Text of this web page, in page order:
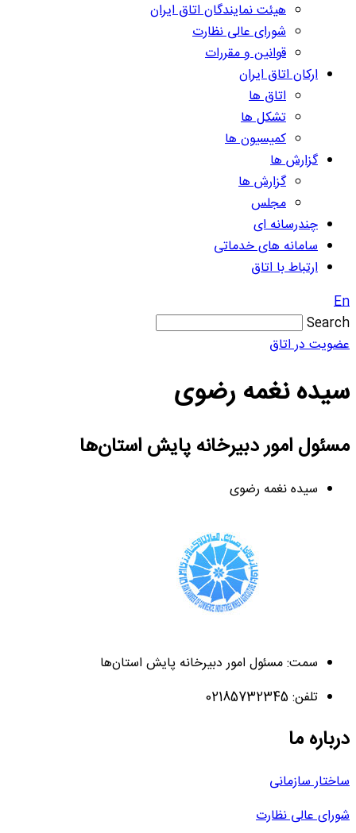
هیئت نمایندگان اتاق ایران
شورای عالی نظارت
قوانین و مقررات
ارکان اتاق ایران
اتاق ها
تشکل ها
کمیسیون ها
گزارش ها
گزارش ها
مجلس
چندرسانه ای
سامانه های خدماتی
ارتباط با اتاق
En
Search
عضویت در اتاق
سیده نغمه رضوی
مسئول امور دبیرخانه پایش استان‌ها
سیده نغمه رضوی
سمت: مسئول امور دبیرخانه پایش استان‌ها
تلفن: 02185732345
درباره ما
ساختار سازمانی
شورای عالی نظارت